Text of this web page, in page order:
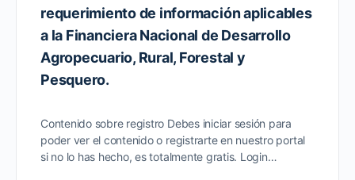
requerimiento de información aplicables
a la Financiera Nacional de Desarrollo
Agropecuario, Rural, Forestal y
Pesquero.
Contenido sobre registro Debes iniciar sesión para
poder ver el contenido o registrarte en nuestro portal
si no lo has hecho, es totalmente gratis. Login…